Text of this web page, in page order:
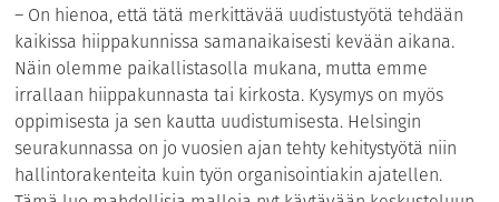
– On hienoa, että tätä merkittävää uudistustyötä tehdään
kaikissa hiippakunnissa samanaikaisesti kevään aikana.
Näin olemme paikallistasolla mukana, mutta emme
irrallaan hiippakunnasta tai kirkosta. Kysymys on myös
oppimisesta ja sen kautta uudistumisesta. Helsingin
seurakunnassa on jo vuosien ajan tehty kehitystyötä niin
hallintorakenteita kuin työn organisointiakin ajatellen.